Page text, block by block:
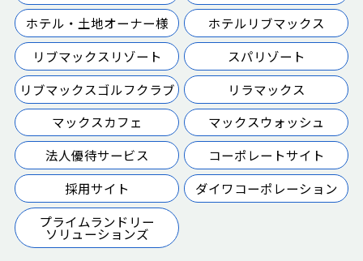
ホテル・土地オーナー様
ホテルリブマックス
リブマックスリゾート
スパリゾート
リブマックスゴルフクラブ
リラマックス
マックスカフェ
マックスウォッシュ
法人優待サービス
コーポレートサイト
採用サイト
ダイワコーポレーション
プライムランドリー
ソリューションズ